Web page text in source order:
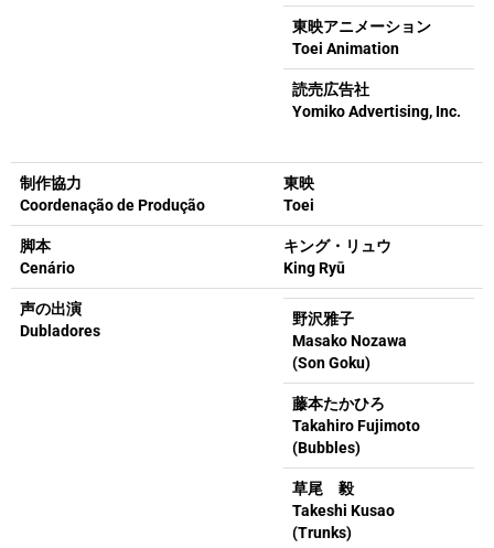
東映アニメーション
Toei Animation
読売広告社
Yomiko Advertising, Inc.
制作協力
Coordenação de Produção
東映
Toei
脚本
Cenário
キング・リュウ
King Ryū
声の出演
Dubladores
野沢雅子
Masako Nozawa
(Son Goku)
藤本たかひろ
Takahiro Fujimoto
(Bubbles)
草尾 毅
Takeshi Kusao
(Trunks)